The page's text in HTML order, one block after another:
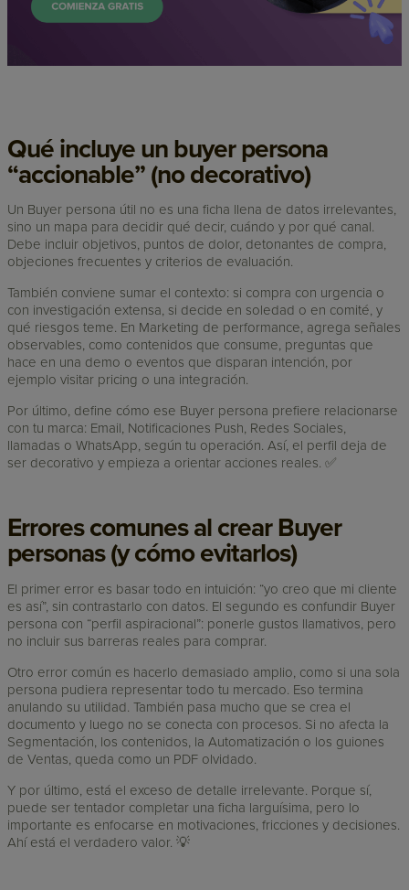
Qué incluye un buyer persona
“accionable” (no decorativo)
Un Buyer persona útil no es una ficha llena de datos irrelevantes,
sino un mapa para decidir qué decir, cuándo y por qué canal.
Debe incluir objetivos, puntos de dolor, detonantes de compra,
objeciones frecuentes y criterios de evaluación.
También conviene sumar el contexto: si compra con urgencia o
con investigación extensa, si decide en soledad o en comité, y
qué riesgos teme. En Marketing de performance, agrega señales
observables, como contenidos que consume, preguntas que
hace en una demo o eventos que disparan intención, por
ejemplo visitar pricing o una integración.
Por último, define cómo ese Buyer persona prefiere relacionarse
con tu marca: Email, Notificaciones Push, Redes Sociales,
llamadas o WhatsApp, según tu operación. Así, el perfil deja de
ser decorativo y empieza a orientar acciones reales. ✅
Errores comunes al crear Buyer
personas (y cómo evitarlos)
El primer error es basar todo en intuición: “yo creo que mi cliente
es así”, sin contrastarlo con datos. El segundo es confundir Buyer
persona con “perfil aspiracional”: ponerle gustos llamativos, pero
no incluir sus barreras reales para comprar.
Otro error común es hacerlo demasiado amplio, como si una sola
persona pudiera representar todo tu mercado. Eso termina
anulando su utilidad. También pasa mucho que se crea el
documento y luego no se conecta con procesos. Si no afecta la
Segmentación, los contenidos, la Automatización o los guiones
de Ventas, queda como un PDF olvidado.
Y por último, está el exceso de detalle irrelevante. Porque sí,
puede ser tentador completar una ficha larguísima, pero lo
importante es enfocarse en motivaciones, fricciones y decisiones.
Ahí está el verdadero valor. 💡